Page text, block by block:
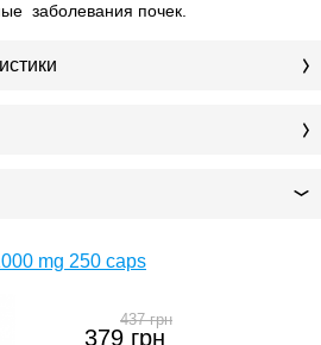
заболевания почек.
mg 250 caps
379 грн
437грн